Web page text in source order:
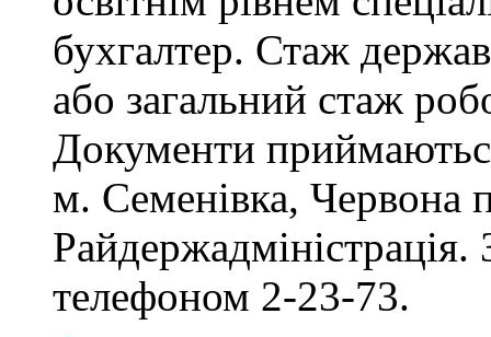
бухгалтер. Стаж
або загальний стаж
Документи
м. Семенівка, Червона
Райдержадміністрація.
телефоном 2-23-73.